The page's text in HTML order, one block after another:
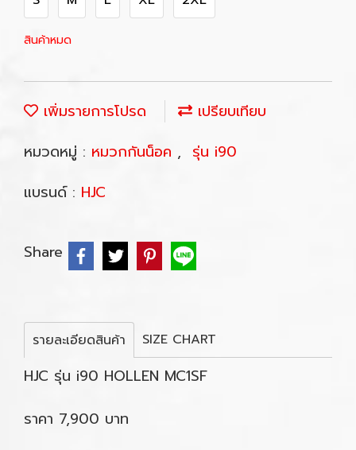
สินค้าหมด
เพิ่มรายการโปรด
เปรียบเทียบ
หมวดหมู่ : หมวกกันน็อค , รุ่น i90
แบรนด์ : HJC
Share
รายละเอียดสินค้า SIZE CHART
HJC รุ่น i90 HOLLEN MC1SF
ราคา 7,900 บาท